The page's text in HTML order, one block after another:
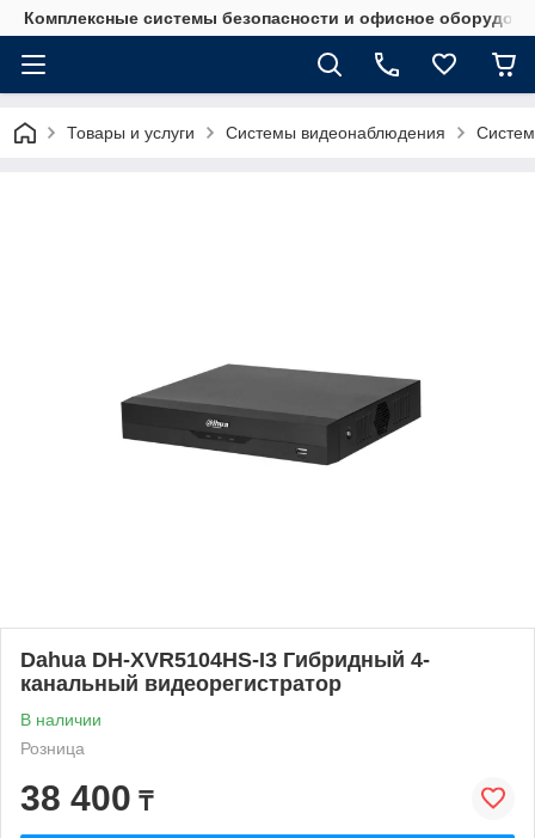
Комплексные системы безопасности и офисное
Товары и услуги Системы видеонаблюдения
Dahua DH-XVR5104HS-I3 Гибридный 4-
канальный видеорегистратор
В наличии
Розница
38 400 ₸